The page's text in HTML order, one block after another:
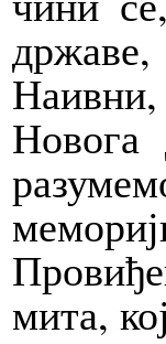
Новога
мита,